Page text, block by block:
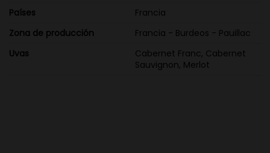
Países
Francia
Zona de producción
Francia - Burdeos - Pauillac
Uvas
Cabernet Franc, Cabernet
Sauvignon, Merlot